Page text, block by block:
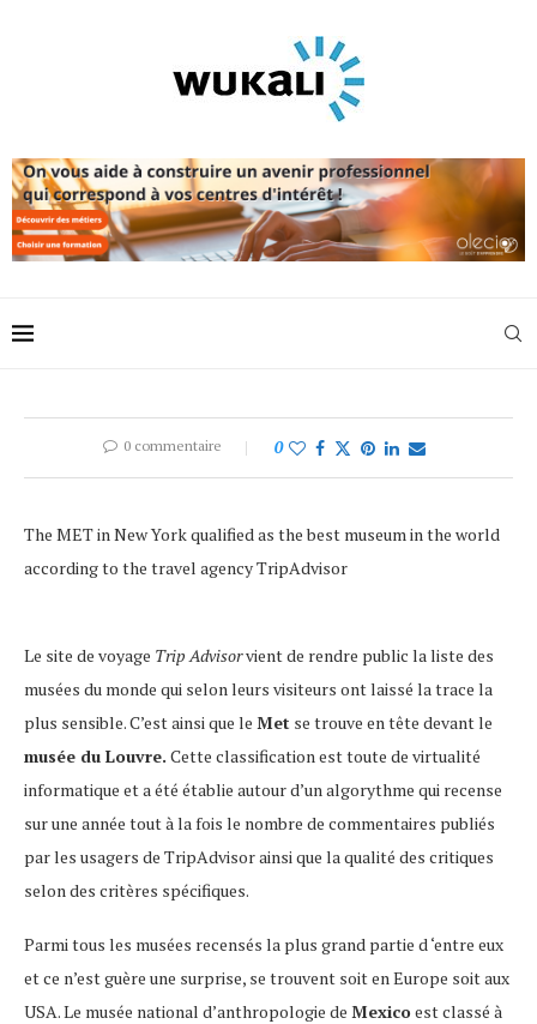
0 commentaire 0
The MET in New York qualified as the best museum in the world
according to the travel agency TripAdvisor
Le site de voyage Trip Advisorvient de rendre public la liste des
musées du monde qui selon leurs visiteurs ont laissé la trace la
plus sensible. C’est ainsi que le Met se trouve en tête devant le
musée du Louvre. Cette classification est toute de virtualité
informatique et a été établie autour d’un algorythme qui recense
sur une année tout à la fois le nombre de commentaires publiés
par les usagers de TripAdvisor ainsi que la qualité des critiques
selon des critères spécifiques.
Parmi tous les musées recensés la plus grand partie d ‘entre eux
et ce n’est guère une surprise, se trouvent soit en Europe soit aux
USA. Le musée national d’anthropologie de Mexicoest classé à